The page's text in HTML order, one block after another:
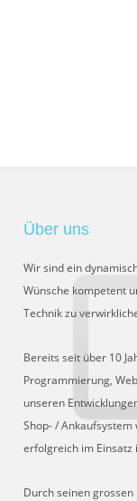
Über uns
Wir sind ein
Wünsche kompetent
Technik zu
Bereits seit über 10
Programmierung,
unseren
Shop- /
erfolgreich im Einsatz
Durch seinen